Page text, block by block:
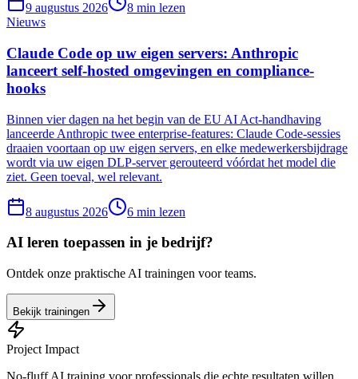
9 augustus 2026 8 min lezen
Nieuws
Claude Code op uw eigen servers: Anthropic
lanceert self-hosted omgevingen en compliance-
hooks
Binnen vier dagen na het begin van de EU AI Act-handhaving
lanceerde Anthropic twee enterprise-features: Claude Code-sessies
draaien voortaan op uw eigen servers, en elke medewerkersbijdrage
wordt via uw eigen DLP-server gerouteerd vóórdat het model die
ziet. Geen toeval, wel relevant.
8 augustus 2026 6 min lezen
AI leren toepassen in je bedrijf?
Ontdek onze praktische AI trainingen voor teams.
Bekijk trainingen
Project Impact